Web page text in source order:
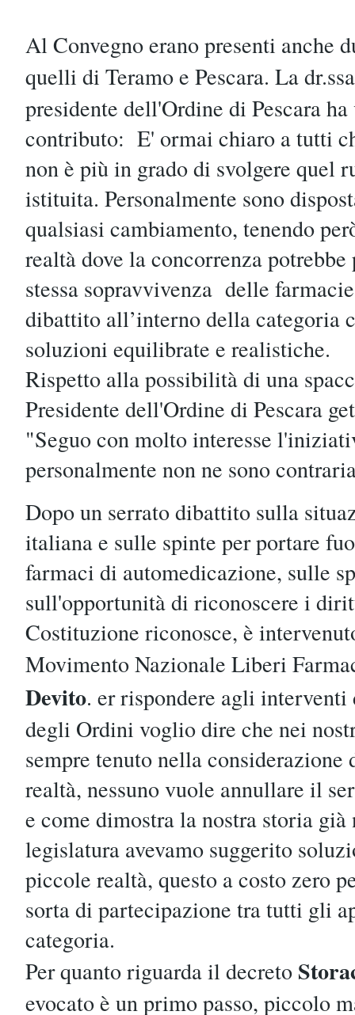
Al Convegno erano presenti anche
quelli di Teramo e Pescara. La
presidente dell'Ordine di Pescara
contributo: E' ormai chiaro a tutti
non è più in grado di svolgere quel
istituita. Personalmente sono
qualsiasi cambiamento, tenendo
realtà dove la concorrenza
stessa sopravvivenza delle
dibattito all’interno della categoria
soluzioni equilibrate e realistiche.
Rispetto alla possibilità di una
Presidente dell'Ordine di Pescara
"Seguo con molto interesse
personalmente non ne sono
Dopo un serrato dibattito sulla
italiana e sulle spinte per portare
farmaci di automedicazione, sulle
sull'opportunità di riconoscere i
Costituzione riconosce, è
Movimento Nazionale Liberi
Devito. er rispondere agli interventi
degli Ordini voglio dire che nei
sempre tenuto nella
realtà, nessuno vuole annullare il
e come dimostra la nostra storia già
legislatura avevamo suggerito
piccole realtà, questo a costo zero
sorta di partecipazione tra tutti gli
categoria.
Per quanto riguarda il decreto
evocato è un primo passo, piccolo